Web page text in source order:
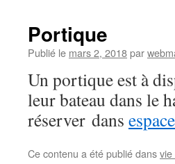
Portique
Publié le mars 2, 2018par
Un portique est à
leur bateau dans le
réserver dans
Ce contenu a été publié dansvie